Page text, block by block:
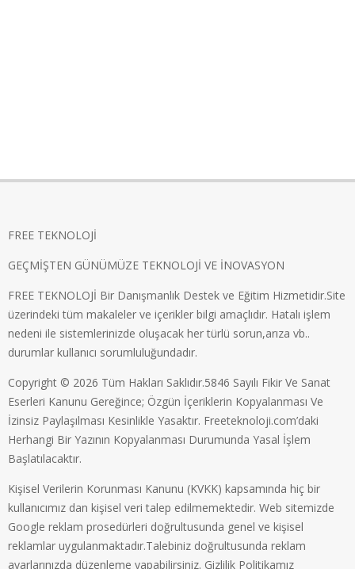
FREE TEKNOLOJİ
GEÇMİŞTEN GÜNÜMÜZE TEKNOLOJİ VE İNOVASYON
FREE TEKNOLOJİ Bir Danışmanlık Destek ve Eğitim Hizmetidir.Site
üzerindeki tüm makaleler ve içerikler bilgi amaçlıdır. Hatalı işlem
nedeni ile sistemlerinizde oluşacak her türlü sorun,arıza vb..
durumlar kullanıcı sorumluluğundadır.
Copyright © 2026 Tüm Hakları Saklıdır.5846 Sayılı Fikir Ve Sanat
Eserleri Kanunu Gereğince; Özgün İçeriklerin Kopyalanması Ve
İzinsiz Paylaşılması Kesinlikle Yasaktır. Freeteknoloji.com’daki
Herhangi Bir Yazının Kopyalanması Durumunda Yasal İşlem
Başlatılacaktır.
Kişisel Verilerin Korunması Kanunu (KVKK) kapsamında hiç bir
kullanıcımız dan kişisel veri talep edilmemektedir. Web sitemizde
Google reklam prosedürleri doğrultusunda genel ve kişisel
reklamlar uygulanmaktadır.Talebiniz doğrultusunda reklam
ayarlarınızda düzenleme yapabilirsiniz. Gizlilik Politikamız